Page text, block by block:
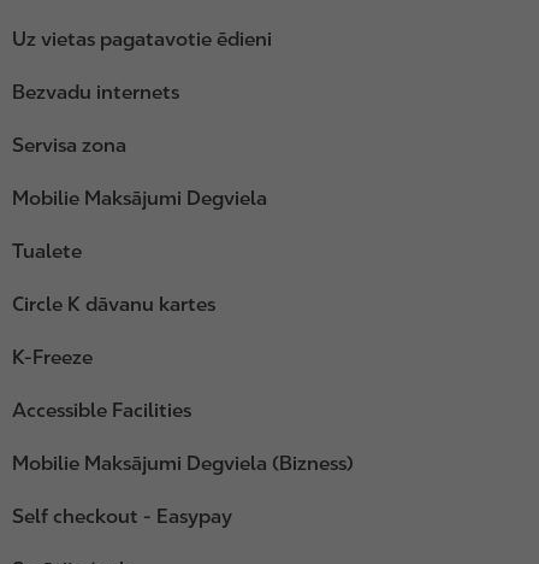
Uz vietas pagatavotie ēdieni
Bezvadu internets
Servisa zona
Mobilie Maksājumi Degviela
Tualete
Circle K dāvanu kartes
K-Freeze
Accessible Facilities
Mobilie Maksājumi Degviela (Bizness)
Self checkout - Easypay